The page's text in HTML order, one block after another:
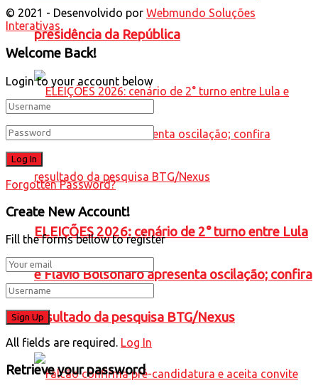
presidência da República
ELEIÇÕES 2026: cenário de 2° turno entre Lula
e Flávio Bolsonaro apresenta oscilação; confira
resultado da pesquisa BTG/Nexus
© 2021 - Desenvolvido por Webmundo Soluções
Interativas
Welcome Back!
Login to your account below
Forgotten Password?
Create New Account!
Fill the forms bellow to register
All fields are required. Log In
Retrieve your password